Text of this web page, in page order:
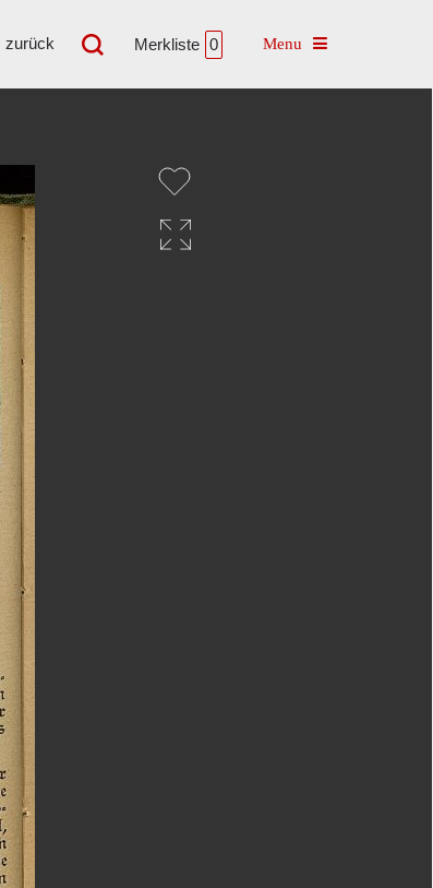
Merkliste 0 Toggle navigation
zurück